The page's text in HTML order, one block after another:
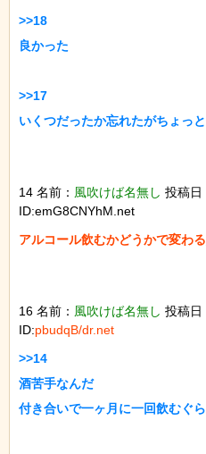
>>18
良かった
>>17
いくつだったか忘れたがちょっ
14 名前： 風吹けば名無し 投稿
ID:emG8CNYhM.net
アルコール飲むかどうかで変わ
16 名前： 風吹けば名無し 投稿
ID:pbudqB/dr.net
>>14
酒苦手なんだ
付き合いで一ヶ月に一回飲むぐ